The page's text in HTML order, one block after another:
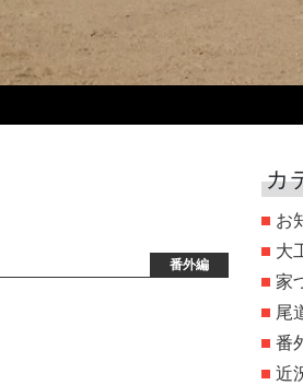
番外編
カ
お
大
家
尾
番
近